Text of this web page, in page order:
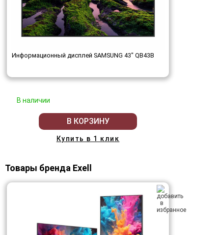
Информационный дисплей SAMSUNG 43" QB43B
В наличии
В КОРЗИНУ
Купить в 1 клик
Товары бренда Exell